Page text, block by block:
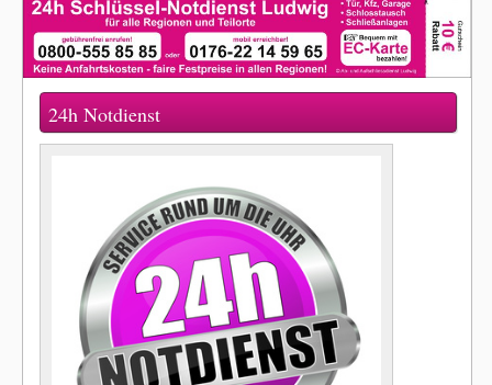
24h Notdienst